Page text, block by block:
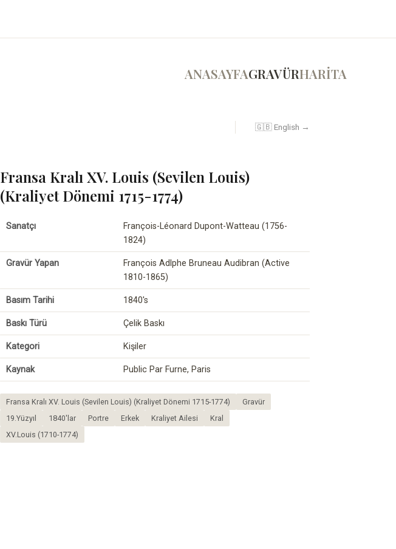
ANASAYFAGRAVÜRHARİTA
🇬🇧 English →
Fransa Kralı XV. Louis (Sevilen Louis)
(Kraliyet Dönemi 1715-1774)
Sanatçı
François-Léonard Dupont-Watteau (1756-
1824)
Gravür Yapan
François Adlphe Bruneau Audibran (Active
1810-1865)
Basım Tarihi 1840's
Baskı Türü Çelik Baskı
Kategori Kişiler
Kaynak Public Par Furne, Paris
Fransa Kralı XV. Louis (Sevilen Louis) (Kraliyet Dönemi 1715-1774)
Gravür
19.Yüzyıl
1840'lar Portre Erkek Kraliyet Ailesi
Kral
XV.Louis (1710-1774)